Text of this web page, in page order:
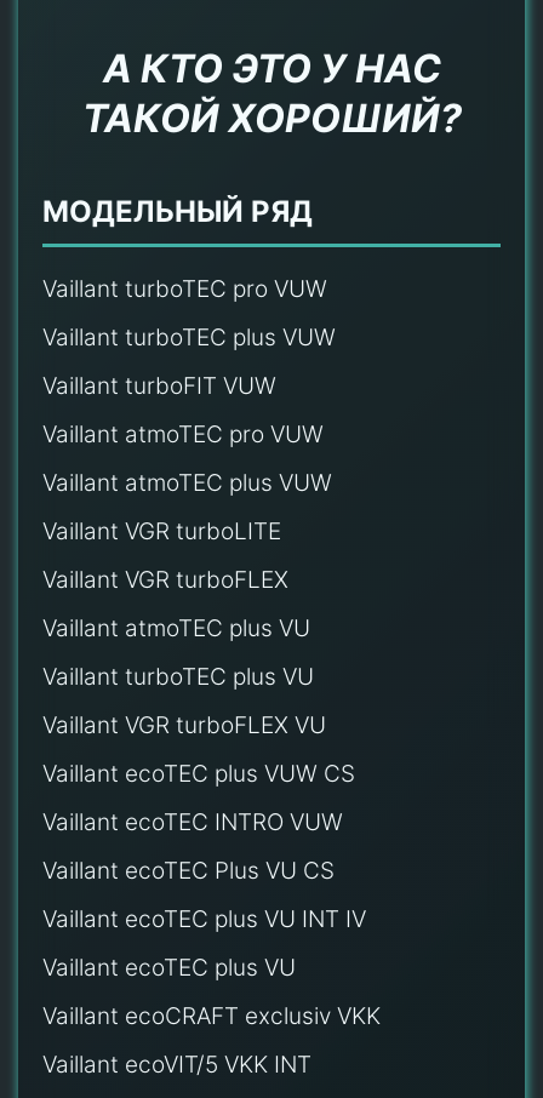
А КТО ЭТО У НАС
ТАКОЙ ХОРОШИЙ?
МОДЕЛЬНЫЙ РЯД
Vaillant turboTEC pro VUW
Vaillant turboTEC plus VUW
Vaillant turboFIT VUW
Vaillant atmoTEC pro VUW
Vaillant atmoTEC plus VUW
Vaillant VGR turboLITE
Vaillant VGR turboFLEX
Vaillant atmoTEC plus VU
Vaillant turboTEC plus VU
Vaillant VGR turboFLEX VU
Vaillant ecoTEC plus VUW CS
Vaillant ecoTEC INTRO VUW
Vaillant ecoTEC Plus VU CS
Vaillant ecoTEC plus VU INT IV
Vaillant ecoTEC plus VU
Vaillant ecoCRAFT exclusiv VKK
Vaillant ecoVIT/5 VKK INT